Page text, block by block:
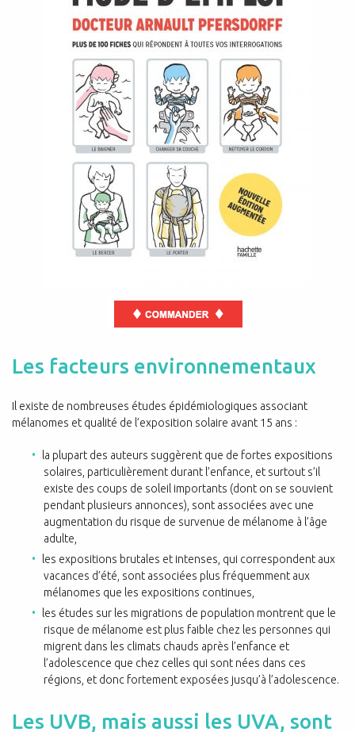
Les facteurs environnementaux
Il existe de nombreuses études épidémiologiques associant
mélanomes et qualité de l’exposition solaire avant 15 ans :
la plupart des auteurs suggèrent que de fortes expositions
solaires, particulièrement durant l’enfance, et surtout s’il
existe des coups de soleil importants (dont on se souvient
pendant plusieurs annonces), sont associées avec une
augmentation du risque de survenue de mélanome à l’âge
adulte,
les expositions brutales et intenses, qui correspondent aux
vacances d’été, sont associées plus fréquemment aux
mélanomes que les expositions continues,
les études sur les migrations de population montrent que le
risque de mélanome est plus faible chez les personnes qui
migrent dans les climats chauds après l’enfance et
l’adolescence que chez celles qui sont nées dans ces
régions, et donc fortement exposées jusqu’à l’adolescence.
Les UVB, mais aussi les UVA, sont